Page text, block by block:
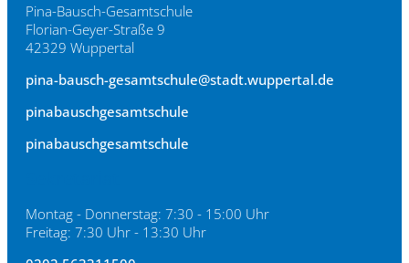
Pina-Bausch-Gesamtschule
Florian-Geyer-Straße 9
42329 Wuppertal
pina-bausch-gesamtschule@stadt.wuppertal.de
pinabauschgesamtschule
pinabauschgesamtschule
Montag - Donnerstag: 7:30 - 15:00 Uhr
Freitag: 7:30 Uhr - 13:30 Uhr